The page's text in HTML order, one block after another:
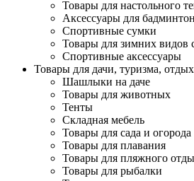
Товары для настольного
Аксессуары для
Спортивные сумки
Товары для зимних видов
Спортивные аксессуары
Товары для дачи, туризма,
Шашлыки на даче
Товары для животных
Тенты
Складная мебель
Товары для сада и огорода
Товары для плавания
Товары для пляжного
Товары для рыбалки